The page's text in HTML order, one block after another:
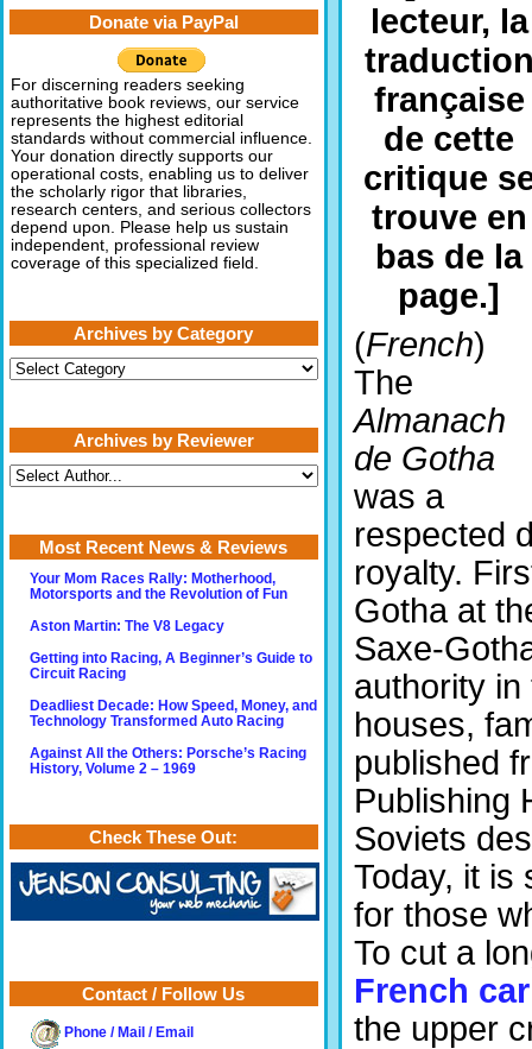
lecteur, la
française
de cette
critique
trouve en
bas de la
page.]
(French)
The
Almanach
de Gotha
was a
respected
royalty.
Gotha at
Saxe-
authority
houses,
published
Publishing
Soviets
Today, it is
for those
To cut a
French car
the upper
Donate via PayPal
For discerning readers seeking
authoritative book reviews, our service
represents the highest editorial
standards without commercial influence.
Your donation directly supports our
operational costs, enabling us to deliver
the scholarly rigor that libraries,
research centers, and serious collectors
depend upon. Please help us sustain
independent, professional review
coverage of this specialized field.
Archives by Category
Archives
by
Archives by Reviewer
Most Recent News & Reviews
Your Mom Races Rally: Motherhood,
Motorsports and the Revolution of Fun
Aston Martin: The V8 Legacy
Getting into Racing, A Beginner’s Guide to
Circuit Racing
Deadliest Decade: How Speed, Money, and
Technology Transformed Auto Racing
Against All the Others: Porsche’s Racing
History, Volume 2 – 1969
Check These Out:
Contact / Follow Us
Phone / Mail / Email